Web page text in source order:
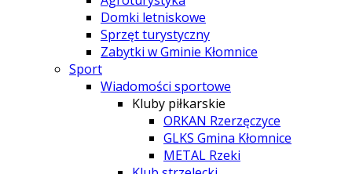
Domki letniskowe
Sprzęt turystyczny
Zabytki w Gminie Kłomnice
Sport
Wiadomości sportowe
Kluby piłkarskie
ORKAN Rzerzęczyce
GLKS Gmina Kłomnice
METAL Rzeki